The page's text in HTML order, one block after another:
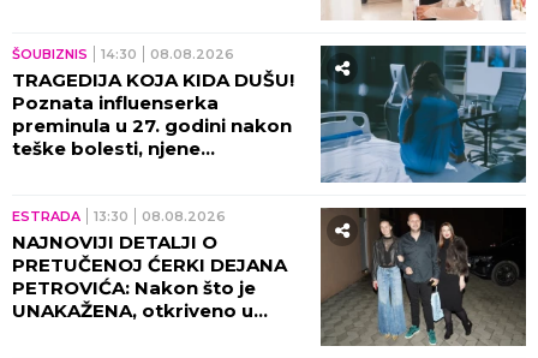
ŠOUBIZNIS 14:30 08.08.2026
TRAGEDIJA KOJA KIDA DUŠU!
Poznata influenserka
preminula u 27. godini nakon
teške bolesti, njene
ESTRADA 13:30 08.08.2026
NAJNOVIJI DETALJI O
PRETUČENOJ ĆERKI DEJANA
PETROVIĆA: Nakon što je
UNAKAŽENA, otkriveno u